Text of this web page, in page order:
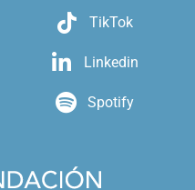
TikTok
Linkedin
Spotify